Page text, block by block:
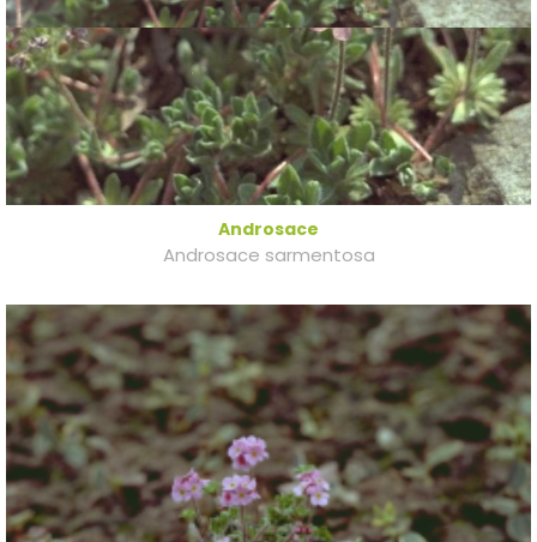
Androsace
Androsace sarmentosa